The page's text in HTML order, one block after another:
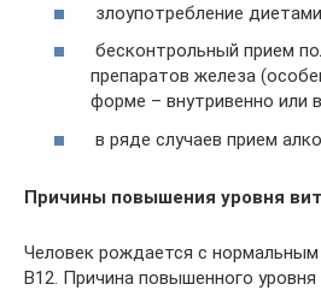
злоупотребление
бесконтрольный прием
препаратов железа
форме – внутривенно или
в ряде случаев прием
Причины повышения уровня
Человек рождается с
В12. Причина повышенного